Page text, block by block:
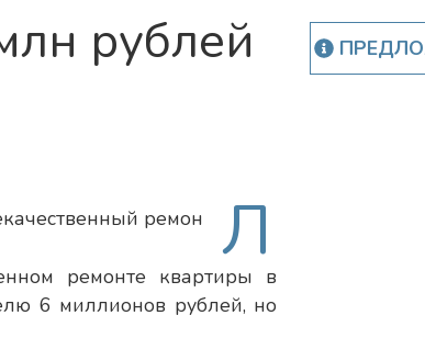
рублей
Л
ремонте квартиры в
6 миллионов рублей, но